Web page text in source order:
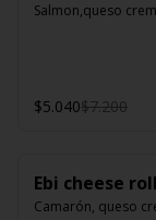
Salmon,queso
$5.040$7.200
Ebi cheese roll
Camarón, queso